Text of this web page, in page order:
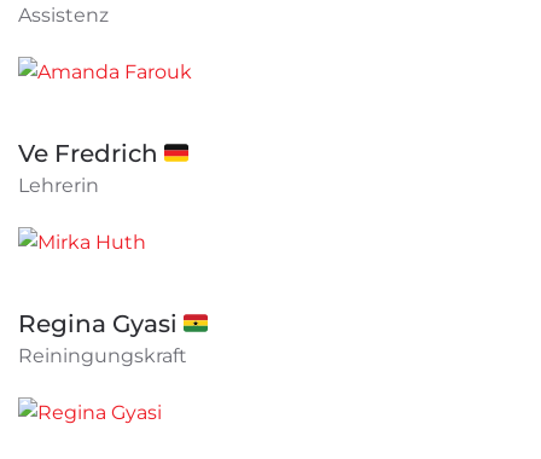
Assistenz
Ve Fredrich 🇩🇪
Lehrerin
Regina Gyasi 🇬🇭
Reiningungskraft